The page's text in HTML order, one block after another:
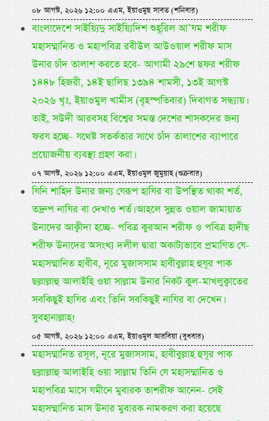
০৮ আগস্ট, ২০২৬ ১২:০০ এএম, ইয়াওমুছ সাবত (শনিবার)
বাংলাদেশে সাইয়্যিদু সাইয়্যিদিশ শুহূরিল আ’যম শরীফ
মহাসম্মানিত ও মহাপবিত্র রবীউল আউওয়াল শরীফ মাস
উনার চাঁদ তালাশ করতে হবে- আগামী ২৯শে ছফর শরীফ
১৪৪৮ হিজরী, ১৪ই ছালিছ ১৩৯৪ শামসী, ১৩ই আগস্ট
২০২৬ খৃঃ, ইয়াওমুল খামীস (বৃহস্পতিবার) দিবাগত সন্ধ্যায়।
তাই, সউদী আরবসহ বিশ্বের সমস্ত দেশের শাসকদের জন্য
ফরয হচ্ছে- যথেষ্ট সতর্কতার সাথে চাঁদ তালাশের ব্যাপারে
প্রয়োজনীয় ব্যবস্থা গ্রহণ করা।
০৭ আগস্ট, ২০২৬ ১২:০০ এএম, ইয়াওমুল জুমুয়াহ (শুক্রবার)
যিনি শাহিদ উনার জন্য যেরূপ হাযির বা উপস্থিত থাকা শর্ত,
তদ্রুপ নাযির বা দেখাও শর্ত। আহলে সুন্নত ওয়াল জামায়াত
উনাদের আক্বীদা হচ্ছে- পবিত্র কুরআন শরীফ ও পবিত্র হাদীছ
শরীফ উনাদের অসংখ্য দলীল দ্বারা অকাট্যভাবে প্রমাণিত যে-
মহাসম্মানিত হাবীব, নূরে মুজাসসাম হাবীবুল্লাহ হুযূর পাক
ছল্লাল্লাহু আলাইহি ওয়া সাল্লাম উনার নিকট কুল-মাখলুক্বাতের
সবকিছুই হাযির এবং তিনি সবকিছুই নাযির বা দেখেন।
সুবহানাল্লাহ!
০৫ আগস্ট, ২০২৬ ১২:০০ এএম, ইয়াওমুল আরবিয়া (বুধবার)
মহাসম্মানিত রসূল, নূরে মুজাসসাম, হাবীবুল্লাহ হুযূর পাক
ছল্লাল্লাহু আলাইহি ওয়া সাল্লাম তিনি যে মহাসম্মানিত ও
মহাপবিত্র মাসে যমীনে মুবারক তাশরীফ আনেন- সেই
মহাসম্মানিত মাস উনার মুবারক নামকরণ করা হয়েছে